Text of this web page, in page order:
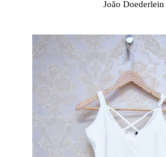
João Doederlein